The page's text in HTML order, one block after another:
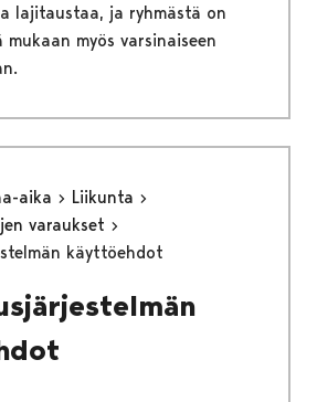
lajitaustaa, ja ryhmästä on
myös varsinaiseen
aika
Liikunta
varaukset
käyttöehdot